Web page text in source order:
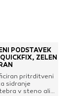
PODSTAVEK
ZELEN
pritrditveni
sidranje
v steno ali